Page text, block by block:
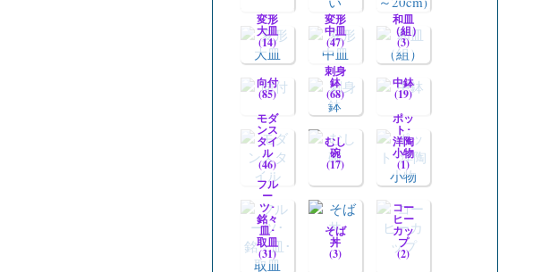
変形
大皿
(14)
変形
中皿
(47)
和皿
（組）
(3)
向付
(85)
刺身
鉢
(68)
中鉢
(19)
モダ
ンス
タイ
ル
(46)
むし
碗
(17)
ポッ
ト･
洋陶
小物
(1)
フル
ー
ツ･
銘々
皿･
取皿
(31)
そば
丼
(3)
コー
ヒー
カッ
プ
(2)